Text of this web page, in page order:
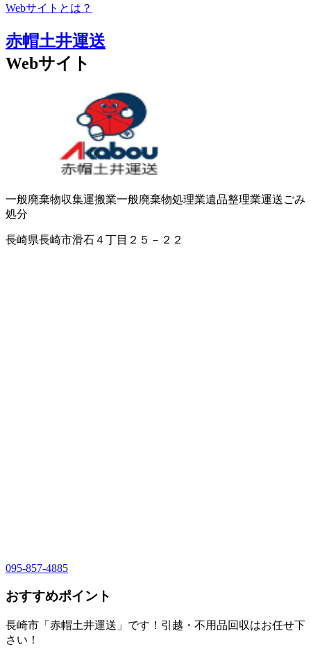
Webサイトとは？
赤帽土井運送
Webサイト
一般廃棄物収集運搬業一般廃棄物処理業遺品整理業運送ごみ
処分
長崎県長崎市滑石４丁目２５－２２
095-857-4885
おすすめポイント
長崎市「赤帽土井運送」です！引越・不用品回収はお任せ下
さい！